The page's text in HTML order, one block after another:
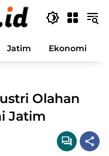
Jatim Ekonomi
Olahan
Jatim